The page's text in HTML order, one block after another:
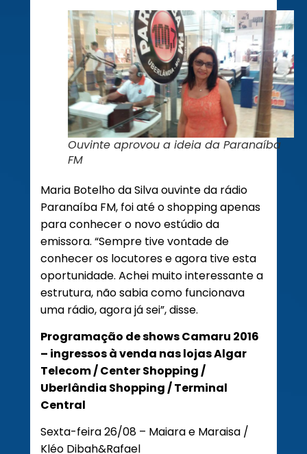
Ouvinte aprovou a ideia da Paranaíba
FM
Maria Botelho da Silva ouvinte da rádio
Paranaíba FM, foi até o shopping apenas
para conhecer o novo estúdio da
emissora. “Sempre tive vontade de
conhecer os locutores e agora tive esta
oportunidade. Achei muito interessante a
estrutura, não sabia como funcionava
uma rádio, agora já sei”, disse.
Programação de shows Camaru 2016
– ingressos à venda nas lojas Algar
Telecom / Center Shopping /
Uberlândia Shopping / Terminal
Central
Sexta-feira 26/08 – Maiara e Maraisa /
Kléo Dibah&Rafael